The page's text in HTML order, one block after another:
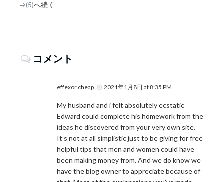
⇒(5)へ続く
コメント
effexor cheap 2021年1月8日 at 8:35 PM
My husband and i felt absolutely ecstatic
Edward could complete his homework from the
ideas he discovered from your very own site.
It’s not at all simplistic just to be giving for free
helpful tips that men and women could have
been making money from. And we do know we
have the blog owner to appreciate because of